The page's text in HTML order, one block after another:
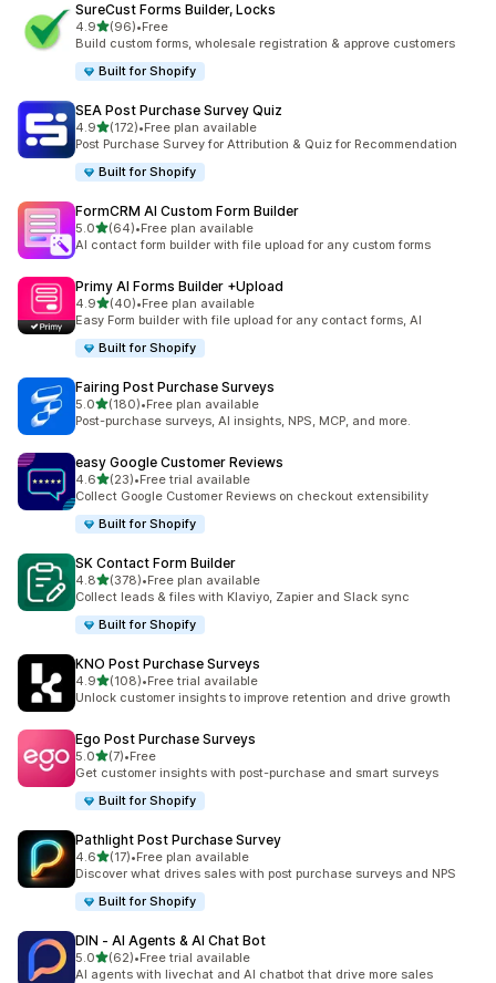
SureCust Forms Builder, Locks
4.9별 5개 중
(96)
총 리뷰 96개
•Free
Build custom forms, wholesale registration & approve customers
Built for Shopify
SEA Post Purchase Survey Quiz
4.9별 5개 중
(172)
총 리뷰 172개
•Free plan available
Post Purchase Survey for Attribution & Quiz for Recommendation
Built for Shopify
FormCRM AI Custom Form Builder
5.0별 5개 중
(64)
총 리뷰 64개
•Free plan available
AI contact form builder with file upload for any custom forms
Primy AI Forms Builder +Upload
4.9별 5개 중
(40)
총 리뷰 40개
•Free plan available
Easy Form builder with file upload for any contact forms, AI
Built for Shopify
Fairing Post Purchase Surveys
5.0별 5개 중
(180)
총 리뷰 180개
•Free plan available
Post-purchase surveys, AI insights, NPS, MCP, and more.
easy Google Customer Reviews
4.6별 5개 중
(23)
총 리뷰 23개
•Free trial available
Collect Google Customer Reviews on checkout extensibility
Built for Shopify
SK Contact Form Builder
4.8별 5개 중
(378)
총 리뷰 378개
•Free plan available
Collect leads & files with Klaviyo, Zapier and Slack sync
Built for Shopify
KNO Post Purchase Surveys
4.9별 5개 중
(108)
총 리뷰 108개
•Free trial available
Unlock customer insights to improve retention and drive growth
Ego Post Purchase Surveys
5.0별 5개 중
(7)
총 리뷰 7개
•Free
Get customer insights with post-purchase and smart surveys
Built for Shopify
Pathlight Post Purchase Survey
4.6별 5개 중
(17)
총 리뷰 17개
•Free plan available
Discover what drives sales with post purchase surveys and NPS
Built for Shopify
DIN ‑ AI Agents & AI Chat Bot
5.0별 5개 중
(62)
총 리뷰 62개
•Free trial available
AI agents with livechat and AI chatbot that drive more sales